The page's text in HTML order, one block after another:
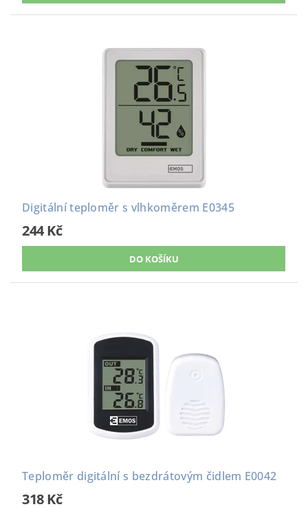
Digitální teploměr s vlhkoměrem E0345
244 Kč
Teploměr digitální s bezdrátovým čidlem E0042
318 Kč